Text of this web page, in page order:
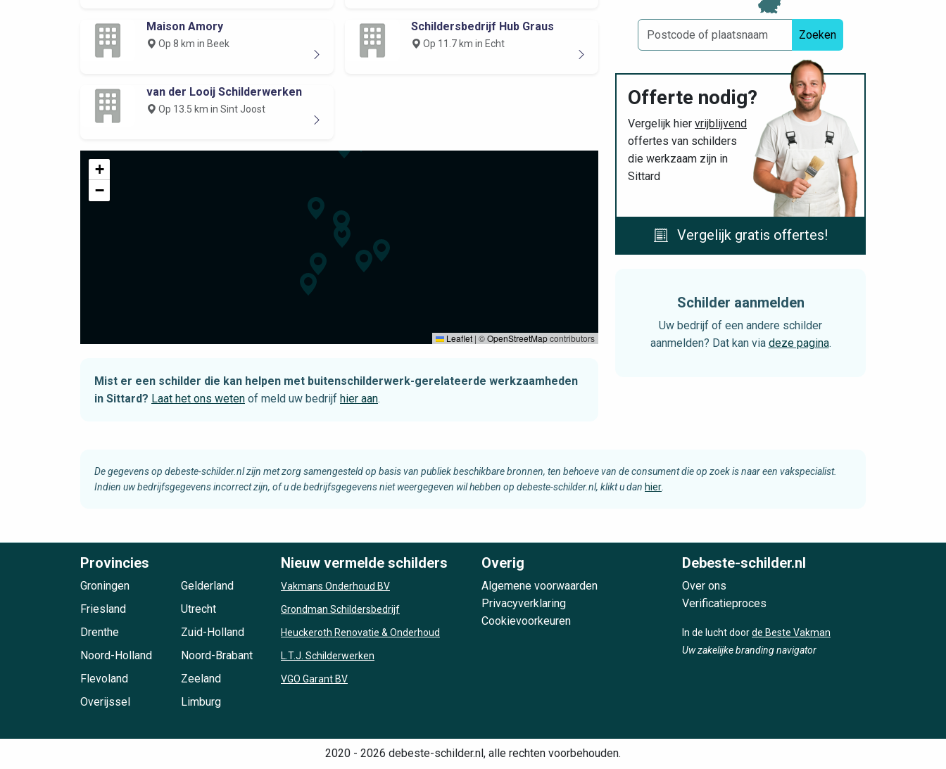
Maison Amory
Op 8 km in Beek
Schildersbedrijf Hub Graus
Op 11.7 km in Echt
van der Looij Schilderwerken
Op 13.5 km in Sint Joost
+
−
Leaflet | ©OpenStreetMapcontributors
Mist er een schilder die kan helpen met buitenschilderwerk-gerelateerde werkzaamheden
in Sittard? Laat het ons weten of meld uw bedrijf hier aan.
Zoeken
Offerte nodig?
Vergelijk hier vrijblijvend
offertes van schilders
die werkzaam zijn in
Sittard
Vergelijk gratis offertes!
Schilder aanmelden
Uw bedrijf of een andere schilder
aanmelden? Dat kan via deze pagina.
De gegevens op debeste-schilder.nl zijn met zorg samengesteld op basis van publiek beschikbare bronnen, ten behoeve van de consument die op zoek is naar een vakspecialist.
Indien uw bedrijfsgegevens incorrect zijn, of u de bedrijfsgegevens niet weergegeven wil hebben op debeste-schilder.nl, klikt u dan hier
Provincies
Groningen
Friesland
Drenthe
Noord-Holland
Flevoland
Overijssel
Gelderland
Utrecht
Zuid-Holland
Noord-Brabant
Zeeland
Limburg
Nieuw vermelde schilders
Vakmans Onderhoud BV
Grondman Schildersbedrijf
Heuckeroth Renovatie & Onderhoud
L.T.J. Schilderwerken
VGO Garant BV
Overig
Algemene voorwaarden
Privacyverklaring
Cookievoorkeuren
Debeste-schilder.nl
Over ons
Verificatieproces
In de lucht doorde Beste Vakman
Uw zakelijke branding navigator
2020 - 2026 debeste-schilder.nl, alle rechten voorbehouden.